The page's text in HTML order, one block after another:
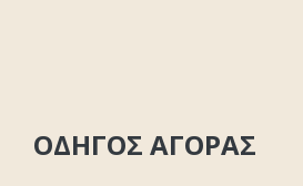
ΟΔΗΓΟΣ ΑΓΟΡΑΣ